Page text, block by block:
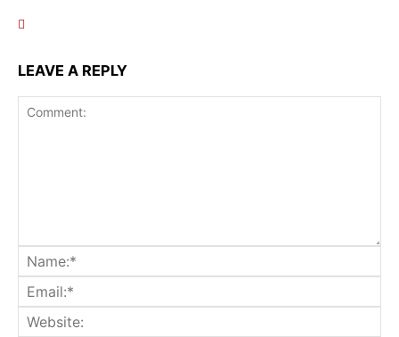
LEAVE A REPLY